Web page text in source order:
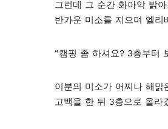
그런데 그 순간 화아악 밝
반가운 미소를 지으며 엘리
“캠핑 좀 하셔요? 3층부터
이분의 미소가 어찌나 해
고백을 한 뒤 3층으로 올라